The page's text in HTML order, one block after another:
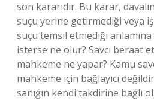
son kararıdır. Bu karar,
suçu yerine getirmediği veya
suçu temsil etmediği anlamına
isterse ne olur? Savcı beraat
mahkeme ne yapar? Kamu
mahkeme için bağlayıcı
sanığın kendi takdirine bağlı